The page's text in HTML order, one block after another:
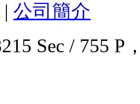
| 公司簡介
Sec / 755